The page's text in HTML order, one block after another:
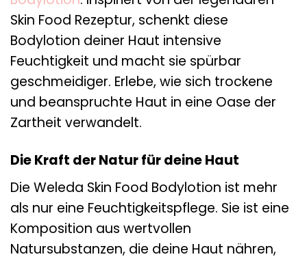
Skin Food Rezeptur, schenkt diese
Bodylotion deiner Haut intensive
Feuchtigkeit und macht sie spürbar
geschmeidiger. Erlebe, wie sich trockene
und beanspruchte Haut in eine Oase der
Zartheit verwandelt.
Die Kraft der Natur für deine Haut
Die Weleda Skin Food Bodylotion ist mehr
als nur eine Feuchtigkeitspflege. Sie ist eine
Komposition aus wertvollen
Natursubstanzen, die deine Haut nähren,